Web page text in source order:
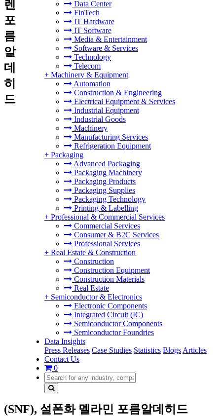
Data Center
FinTech
IT Hardware
IT Software
Media & Entertainment
Software & Services
Technology
Telecom
+ Machinery & Equipment
Automation
Construction & Engineering
Electrical Equipment & Services
Industrial Equipment
Industrial Goods
Machinery
Manufacturing Services
Refrigeration Equipment
+ Packaging
Advanced Packaging
Packaging Machinery
Packaging Products
Packaging Supplies
Packaging Technology
Printing & Labelling
+ Professional & Commercial Services
Commercial Services
Consumer & B2C Services
Professional Services
+ Real Estate & Construction
Construction
Construction Equipment
Construction Materials
Real Estate
+ Semiconductor & Electronics
Electronic Components
Integrated Circuit (IC)
Semiconductor Components
Semiconductor Foundries
Data Insights
Press Releases Case Studies Statistics Blogs Articles
Contact Us
0
렌
포
름
알
데
히
드
(SNF), 설폰화 멜라민 포름알데히드